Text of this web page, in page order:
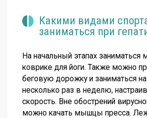
Какими видами
заниматься при
На начальный этапах
коврике для йоги. Также можно
беговую дорожку и заниматься
несколько раз в неделю,
скорость. Вне обострений
можно качать мышцы пресса.